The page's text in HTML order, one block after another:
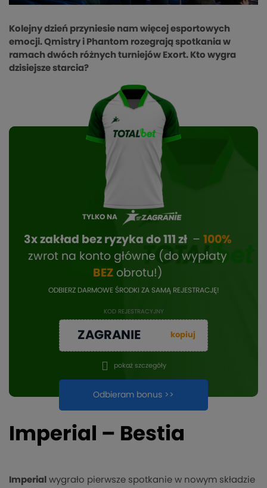
Kolejny dzień przyniesie nam więcej esportowych
emocji. Qmistry i Phantom rozegrają spotkania w
ramach dwóch różnych turniejów Exort. Kto wygra
dzisiejsze starcia?
TYLKO NA
3x zakład bez ryzyka do 111 zł – 100%
zwrot na konto główne (do wypłaty
BEZobrotu!)
ODBIERZ DARMOWE ŚRODKI ZA SAMĄ REJESTRACJĘ!
KOD REJESTRACYJNY
ZAGRANIE kopiuj
Odbieram bonus >>
pokaż szczegóły
Imperial – Bestia
Imperial wygrało pierwsze spotkanie w nowym składzie